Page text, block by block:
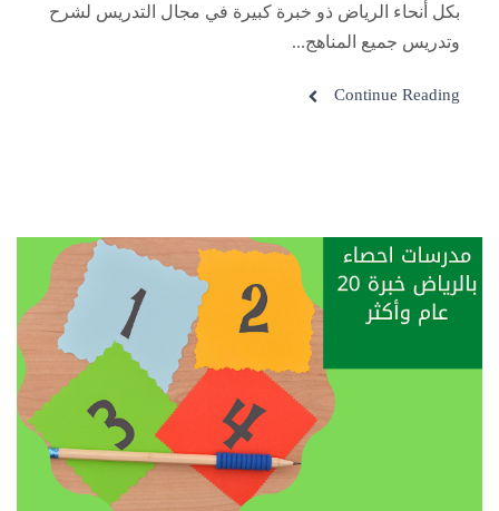
بكل أنحاء الرياض ذو خبرة كبيرة في مجال التدريس لشرح
وتدريس جميع المناهج...
Continue Reading